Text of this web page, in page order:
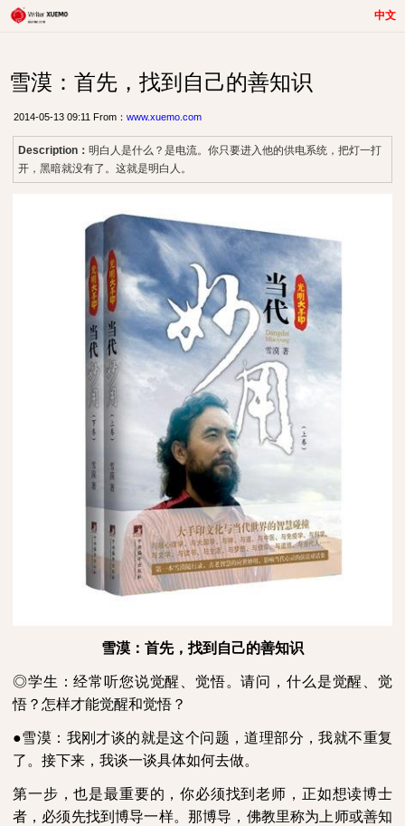
中文
雪漠：首先，找到自己的善知识
2014-05-13 09:11 From： www.xuemo.com
Description： 明白人是什么？是电流。你只要进入他的供电系统，把灯一打
开，黑暗就没有了。这就是明白人。
雪漠：首先，找到自己的善知识
◎学生：经常听您说觉醒、觉悟。请问，什么是觉醒、觉
悟？怎样才能觉醒和觉悟？
●雪漠：我刚才谈的就是这个问题，道理部分，我就不重复
了。接下来，我谈一谈具体如何去做。
第一步，也是最重要的，你必须找到老师，正如想读博士
者，必须先找到博导一样。那博导，佛教里称为上师或善知